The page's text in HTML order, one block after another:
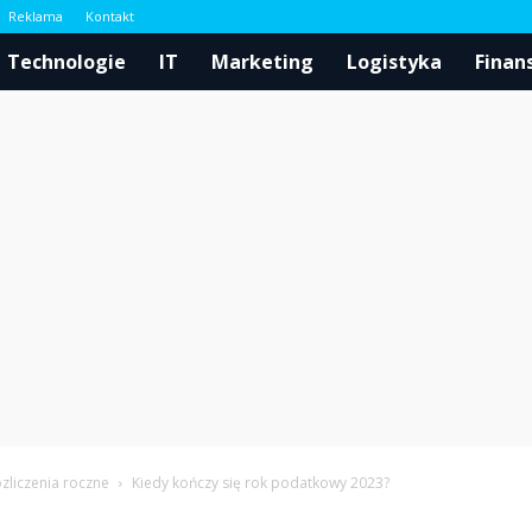
Reklama Kontakt
Technologie IT Marketing Logistyka
roczne Kiedy kończy się rok podatkowy 2023?